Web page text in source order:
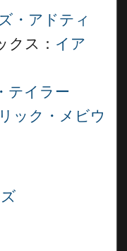
・アドティ
クス： イア
テイラー
ック・メビウ